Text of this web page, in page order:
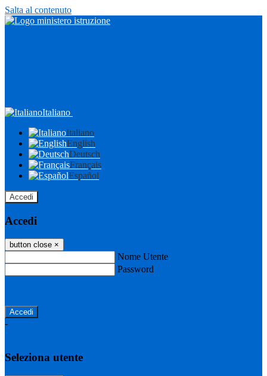
Salta al contenuto
Italiano
Italiano
English
Deutsch
Français
Español
Accedi
Accedi
button close ×
Nome Utente
Password
-
Seleziona utente